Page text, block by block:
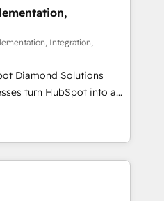
Distribuidoras de
Integration,
Diamond Solutions
turn HubSpot into a
to maximize
💎HubSpot Audits,
💎RevOps-powered
Strategy, AI SEO &